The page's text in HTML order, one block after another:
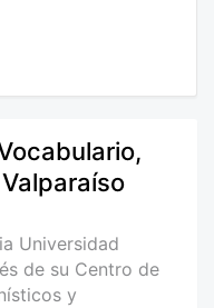
Universidad
de su Centro de
y